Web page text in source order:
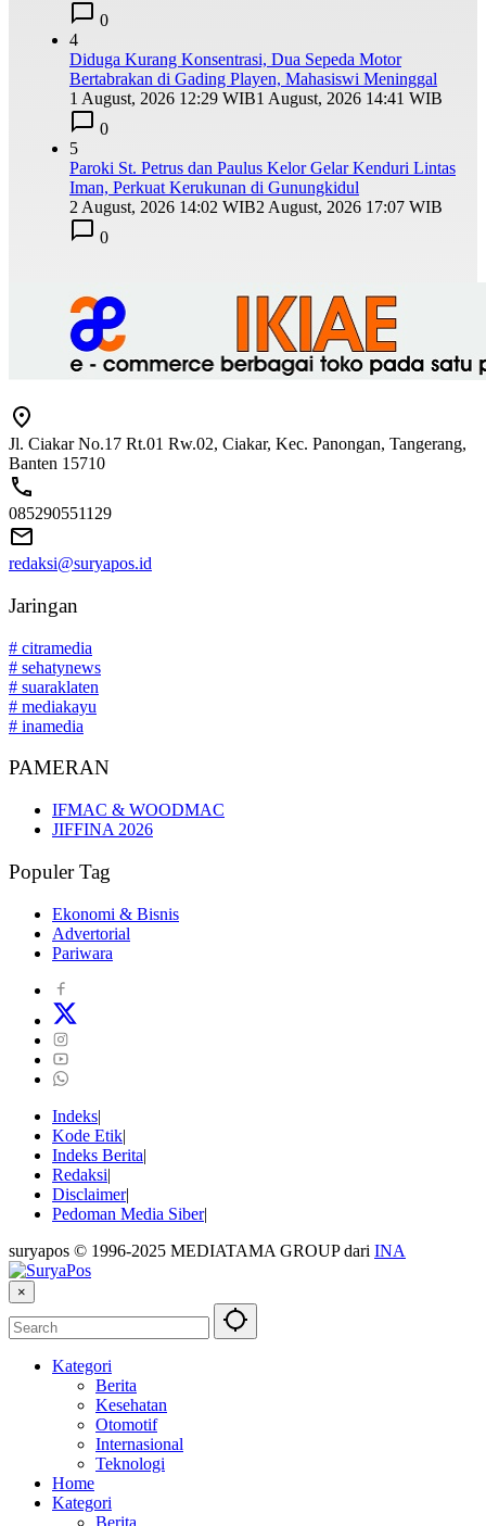
0
4
Diduga Kurang Konsentrasi, Dua Sepeda Motor
Bertabrakan di Gading Playen, Mahasiswi Meninggal
1 August, 2026 12:29 WIB1 August, 2026 14:41 WIB
0
5
Paroki St. Petrus dan Paulus Kelor Gelar Kenduri Lintas
Iman, Perkuat Kerukunan di Gunungkidul
2 August, 2026 14:02 WIB2 August, 2026 17:07 WIB
0
Jl. Ciakar No.17 Rt.01 Rw.02, Ciakar, Kec. Panongan, Tangerang,
Banten 15710
085290551129
redaksi@suryapos.id
Jaringan
# citramedia
# sehatynews
# suaraklaten
# mediakayu
# inamedia
PAMERAN
IFMAC & WOODMAC
JIFFINA 2026
Populer Tag
Ekonomi & Bisnis
Advertorial
Pariwara
Indeks
Kode Etik
Indeks Berita
Redaksi
Disclaimer
Pedoman Media Siber
suryapos © 1996-2025 MEDIATAMA GROUP dari INA
×
Kategori
Berita
Kesehatan
Otomotif
Internasional
Teknologi
Home
Kategori
Berita